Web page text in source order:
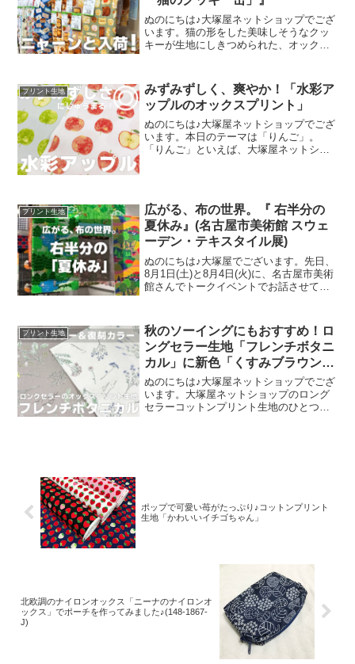
ぬのにちは♪大塚屋ネットショップでござ
います。猫の形をした美味しそうなクッ
キーが生地にしきつめられた、オックス
した。ご予約をくださっていましたお客
様への発送が完了し、現
プリント生地
みずみずしく、爽やか！「水彩ア
ップルのオックスプリント」
ぬのにちは♪大塚屋ネットショップでござ
います。本日のテーマは「りんご」。
「りんご」といえば、大塚屋ネットショ
のオックスプリント」です
プリント生地
広がる、布の世界。『 右半分の
夏休み』(名古屋市美術館 スウェ
ーデン・テキスタイル展)
ぬのにちは♪大塚屋でございます。先日、
8月1日(土)と8月4日(火)に、名古屋市美術
館さんでトークイベントでお話させてい
客さまにご来場いただきましたことを御
礼申し上
プリント生地
秋のソーイングにもおすすめ！ロ
ングセラー生地「フレンチボタニ
カル」に新色「くすみブラウン」
が登場！
ぬのにちは♪大塚屋ネットショップでござ
います。大塚屋ネットショップのロング
セラーコットンプリント生地のひとつ
ポップで可愛い苺がたっぷり♪コットンプリント
生地「かわいいイチゴちゃん」
北欧調のナイロンオックス「ニーナのナイロンオ
ックス」でポーチを作ってみました♪(148-1867-
J)